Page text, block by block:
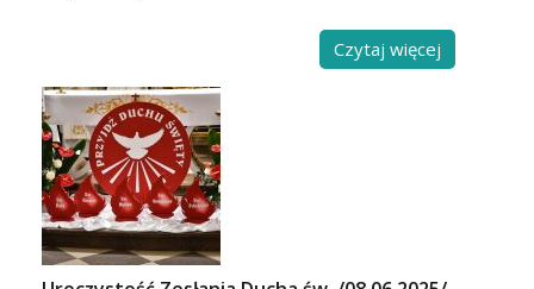
Czytaj więcej